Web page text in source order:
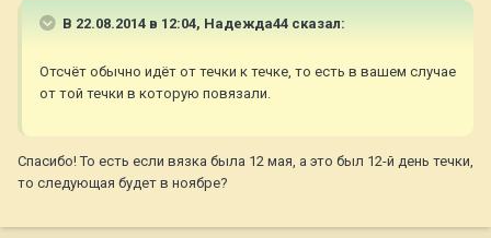
В 22.08.2014 в 12:04, Надежда44 сказал:
Отсчёт обычно идёт от течки к течке, то есть в вашем случае
от той течки в которую повязали.
Спасибо! То есть если вязка была 12 мая, а это был 12-й день течки,
то следующая будет в ноябре?